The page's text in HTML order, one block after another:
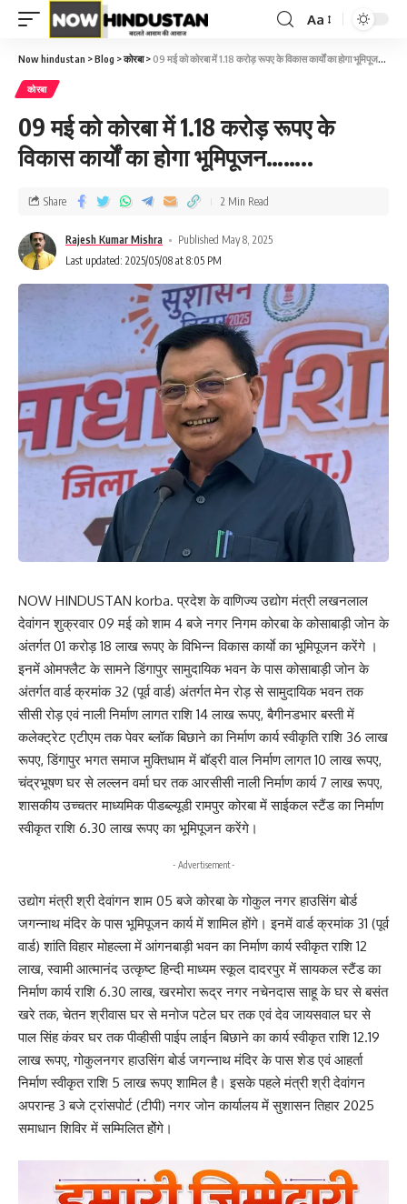
Aa
Now hindustan >Blog >कोरबा>09 मई को कोरबा में 1.18 करोड़ रूपए के विकास कार्याें का होगा भूमिपूजन……..
कोरबा
09 मई को कोरबा में 1.18 करोड़ रूपए के
विकास कार्याें का होगा भूमिपूजन……..
Last updated: 2025/05/08 at 8:05 PM
Rajesh Kumar Mishra Published May 8, 2025
Share 2 Min Read
NOW HINDUSTAN korba. प्रदेश के वाणिज्य उद्योग मंत्री लखनलाल
देवांगन शुक्रवार 09 मई को शाम 4 बजे नगर निगम कोरबा के कोसाबाड़ी जोन के
अंतर्गत 01 करोड़ 18 लाख रूपए के विभिन्न विकास कार्याे का भूमिपूजन करेंगे ।
इनमें ओमफ्लैट के सामने डिंगापुर सामुदायिक भवन के पास कोसाबाड़ी जोन के
अंतर्गत वार्ड क्रमांक 32 (पूर्व वार्ड) अंतर्गत मेन रोड़ से सामुदायिक भवन तक
सीसी रोड़ एवं नाली निर्माण लागत राशि 14 लाख रूपए, बैगीनडभार बस्ती में
कलेक्ट्रेट एटीएम तक पेवर ब्लॉक बिछाने का निर्माण कार्य स्वीकृति राशि 36 लाख
रूपए, डिंगापुर भगत समाज मुक्तिधाम में बॉड्री वाल निर्माण लागत 10 लाख रूपए,
चंद्रभूषण घर से लल्लन वर्मा घर तक आरसीसी नाली निर्माण कार्य 7 लाख रूपए,
शासकीय उच्चतर माध्यमिक पीडब्ल्यूडी रामपुर कोरबा में साईकल स्टैंड का निर्माण
स्वीकृत राशि 6.30 लाख रूपए का भूमिपूजन करेंगे।
- Advertisement -
उद्योग मंत्री श्री देवांगन शाम 05 बजे कोरबा के गोकुल नगर हाउसिंग बोर्ड
जगन्नाथ मंदिर के पास भूमिपूजन कार्य में शामिल होंगे। इनमें वार्ड क्रमांक 31 (पूर्व
वार्ड) शांति विहार मोहल्ला में आंगनबाड़ी भवन का निर्माण कार्य स्वीकृत राशि 12
लाख, स्वामी आत्मानंद उत्कृष्ट हिन्दी माध्यम स्कूल दादरपुर में सायकल स्टैंड का
निर्माण कार्य राशि 6.30 लाख, खरमोरा रूद्र नगर नचेनदास साहू के घर से बसंत
खरे तक, चेतन श्रीवास घर से मनोज पटेल घर तक एवं देव जायसवाल घर से
पाल सिंह कंवर घर तक पीव्हीसी पाईप लाईन बिछाने का कार्य स्वीकृत राशि 12.19
लाख रूपए, गोकुलनगर हाउसिंग बोर्ड जगन्नाथ मंदिर के पास शेड एवं आहर्ता
निर्माण स्वीकृत राशि 5 लाख रूपए शामिल है। इसके पहले मंत्री श्री देवांगन
अपरान्ह 3 बजे ट्रांसपोर्ट (टीपी) नगर जोन कार्यालय में सुशासन तिहार 2025
समाधान शिविर में सम्मिलित होेंगे।